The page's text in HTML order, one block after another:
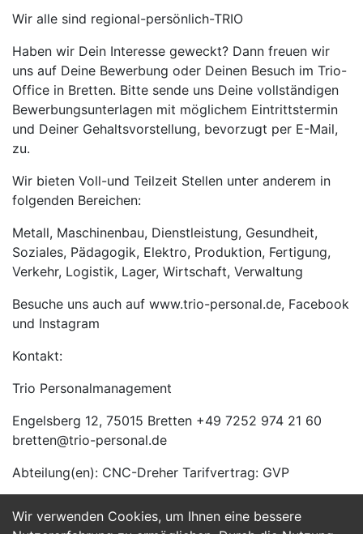
Wir verwenden Cookies, um Ihnen eine bessere
Wir alle sind regional-persönlich-TRIO
Haben wir Dein Interesse geweckt? Dann freuen wir
uns auf Deine Bewerbung oder Deinen Besuch im Trio-
Office in Bretten. Bitte sende uns Deine vollständigen
Bewerbungsunterlagen mit möglichem Eintrittstermin
und Deiner Gehaltsvorstellung, bevorzugt per E-Mail,
zu.
Wir bieten Voll-und Teilzeit Stellen unter anderem in
folgenden Bereichen:
Metall, Maschinenbau, Dienstleistung, Gesundheit,
Soziales, Pädagogik, Elektro, Produktion, Fertigung,
Verkehr, Logistik, Lager, Wirtschaft, Verwaltung
Besuche uns auch auf www.trio-personal.de, Facebook
und Instagram
Kontakt:
Trio Personalmanagement
Engelsberg 12, 75015 Bretten +49 7252 974 21 60
bretten@trio-personal.de
Abteilung(en): CNC-Dreher Tarifvertrag: GVP